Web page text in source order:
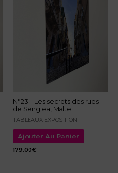
N°23 – Les secrets des rues
de Senglea, Malte
TABLEAUX EXPOSITION
Ajouter Au Panier
179.00€